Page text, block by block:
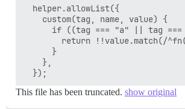
  helper.allowList({
    custom(tag, name, value) {
if ((tag === "a" || tag
return !!value.match(/
      }
    },
This file has been truncated. show original